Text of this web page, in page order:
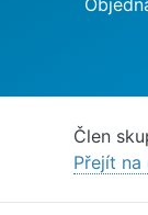
Člen
Přejít